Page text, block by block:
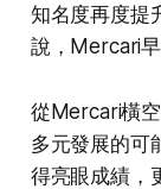
知名度再度提
說，Mercari早
從Mercari橫
多元發展的可
得亮眼成績，